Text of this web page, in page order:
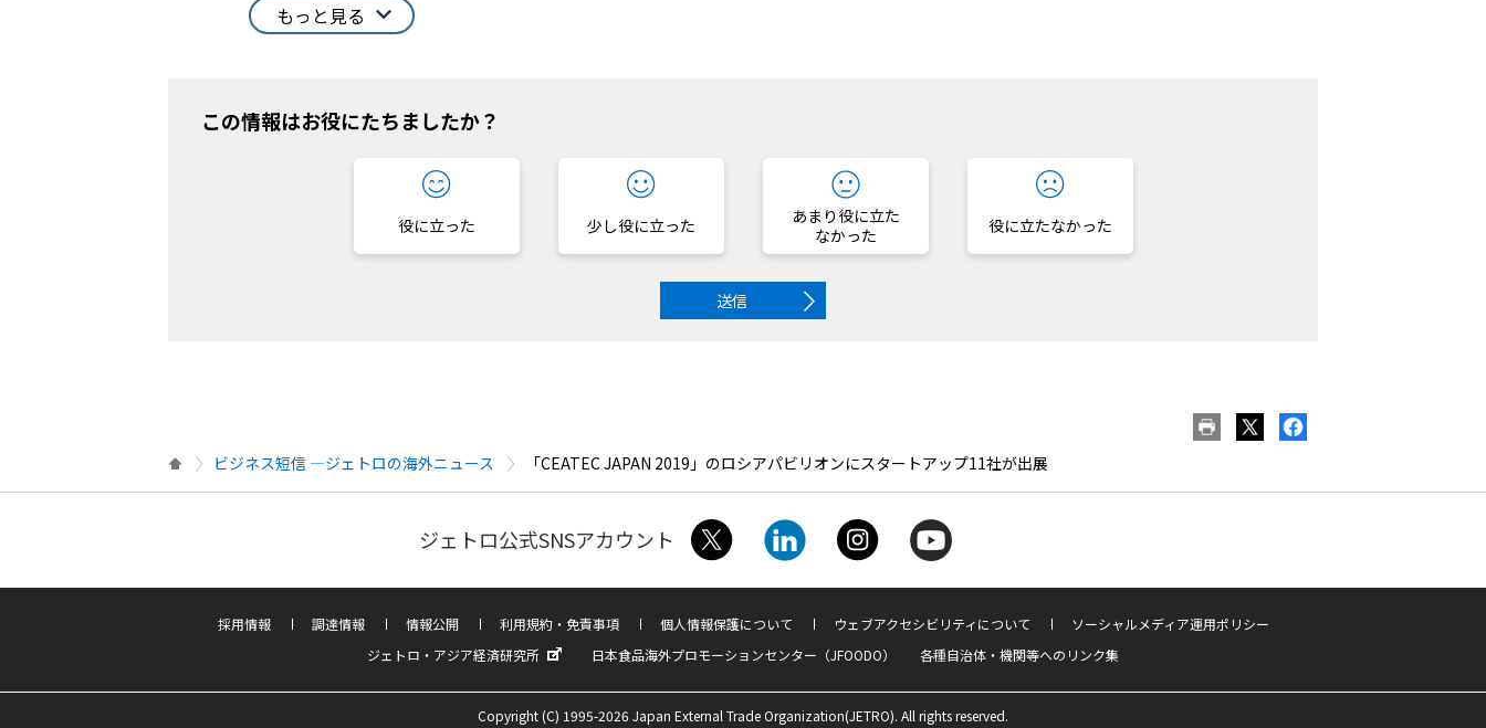
もっと見る
この情報はお役にたちましたか？
役に立った 少し役に立った
あまり役に立た
なかった
役に立たなかった
送信
ビジネス短信 ―ジェトロの海外ニュース 「CEATEC JAPAN 2019」のロシアパビリオンにスタートアップ11社が出展
ジェトロ公式SNSアカウント
採用情報 調達情報 情報公開 利用規約・免責事項 個人情報保護について ウェブアクセシビリティについて
ソーシャルメディア運用ポリシー
ジェトロ・アジア経済研究所
日本食品海外プロモーションセンター（JFOODO） 各種自治体・機関等へのリンク集
Copyright (C) 1995-2026 Japan External Trade Organization(JETRO). All rights reserved.